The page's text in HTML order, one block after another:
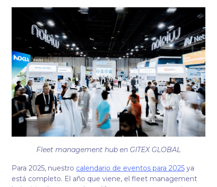
Fleet management hub en GITEX GLOBAL
Para 2025, nuestro calendario de eventos para 2025 ya
está completo. El año que viene, el fleet management